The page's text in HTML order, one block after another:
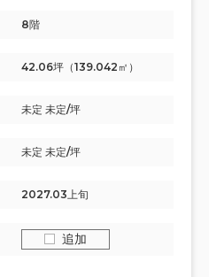
8階
42.06坪（139.042㎡）
未定 未定/坪
未定 未定/坪
2027.03上旬
追加